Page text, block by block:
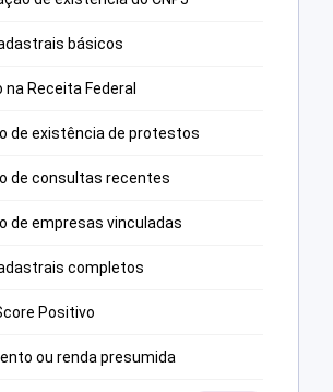
básicos
na Receita Federal
de existência de protestos
de consultas recentes
de empresas vinculadas
completos
Positivo
ou renda presumida